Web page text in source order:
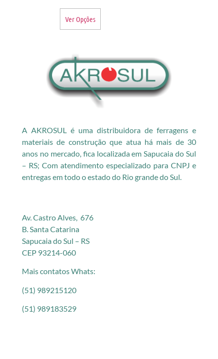
Ver Opções
A AKROSUL é uma distribuidora de ferragens e
materiais de construção que atua há mais de 30
anos no mercado, fica localizada em Sapucaia do Sul
– RS; Com atendimento especializado para CNPJ e
entregas em todo o estado do Rio grande do Sul.
Av. Castro Alves, 676
B. Santa Catarina
Sapucaia do Sul – RS
CEP 93214-060
Mais contatos Whats:
(51) 989215120
(51) 989183529